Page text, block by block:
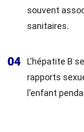
souvent
sanitaires.
04
L'hépatite B
rapports
l'enfant